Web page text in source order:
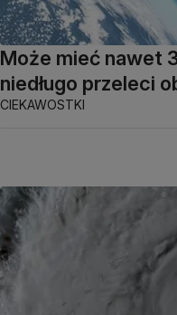
Może mieć nawet
niedługo przeleci
CIEKAWOSTKI